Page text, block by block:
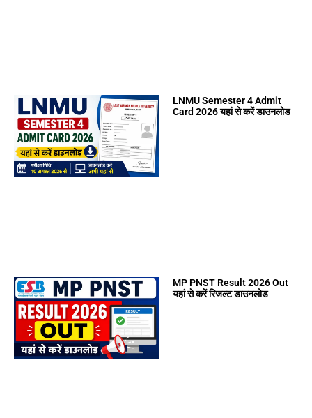
LNMU Semester 4 Admit
Card 2026 यहां से करें डाउनलोड
MP PNST Result 2026 Out
यहां से करें रिजल्ट डाउनलोड